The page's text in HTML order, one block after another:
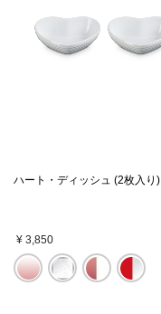
ハート・ディッシュ (2枚入り)
¥ 3,850